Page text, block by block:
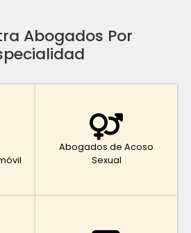
Abogados Por
Abogados de Acoso
Sexual